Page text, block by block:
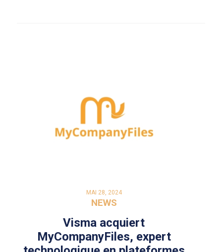
MAI 28, 2024
NEWS
Visma acquiert
MyCompanyFiles, expert